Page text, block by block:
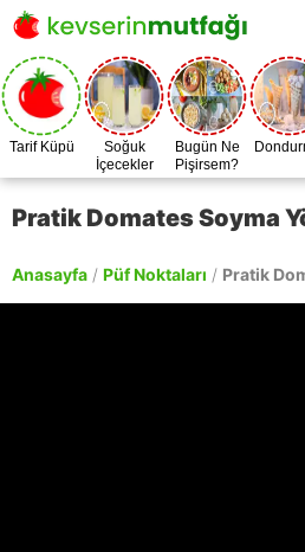
Tarif Küpü
Soğuk
İçecekler
Bugün Ne
Pişirsem?
Pratik Domates Soyma
Anasayfa / Püf Noktaları / Pratik